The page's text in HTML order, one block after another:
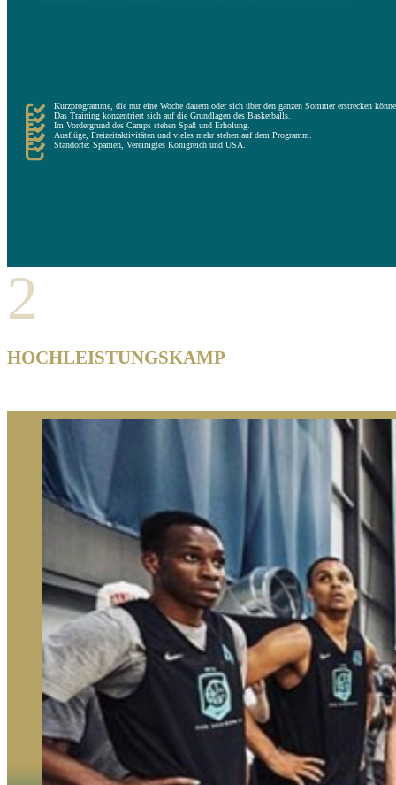
Kurzprogramme, die nur eine Woche dauern oder sich über den ganzen Sommer erstrecken
Das Training konzentriert sich auf die Grundlagen des Basketballs.
Im Vordergrund des Camps stehen Spaß und Erholung.
Ausflüge, Freizeitaktivitäten und vieles mehr stehen auf dem Programm.
Standorte: Spanien, Vereinigtes Königreich und USA.
2
HOCHLEISTUNGSKAMP